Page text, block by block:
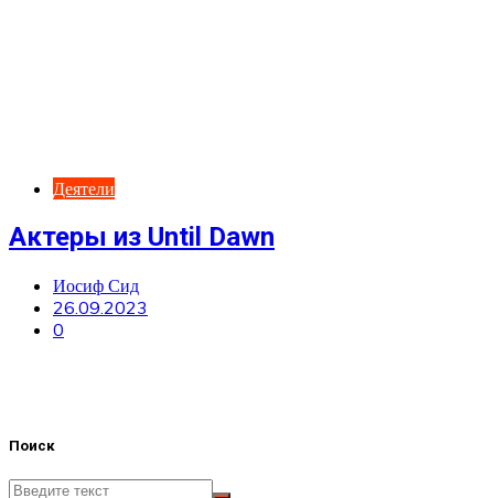
Деятели
Актеры из Until Dawn
Иосиф Сид
26.09.2023
0
Поиск